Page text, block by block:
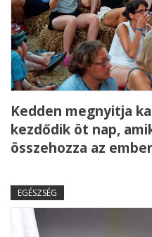
Kedden megnyitja
kezdődik öt nap,
összehozza az
EGÉSZSÉG